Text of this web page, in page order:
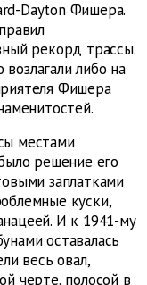
Dayton Фишера.
рекорд трассы.
либо на
Фишера
местами
решение его
заплатками
куски,
И к 1941-му
оставалась
весь овал,
черте, полосой в